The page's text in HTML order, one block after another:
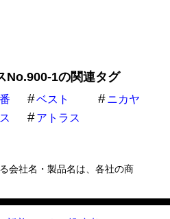
No.900-1の関連タグ
ベスト
1602Bグレビ
ニカヤ
アトラス
会社名・製品名は、各社の商